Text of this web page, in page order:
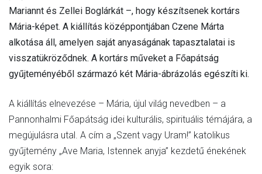
Mariannt és Zellei Boglárkát –, hogy készítsenek kortárs
Mária-képet. A kiállítás középpontjában Czene Márta
alkotása áll, amelyen saját anyaságának tapasztalatai is
visszatükröződnek. A kortárs műveket a Főapátság
gyűjteményéből származó két Mária-ábrázolás egészíti ki.
A kiállítás elnevezése – Mária, újul világ nevedben – a
Pannonhalmi Főapátság idei kulturális, spirituális témájára, a
megújulásra utal. A cím a „Szent vagy Uram!” katolikus
gyűjtemény „Ave Maria, Istennek anyja” kezdetű énekének
egyik sora: